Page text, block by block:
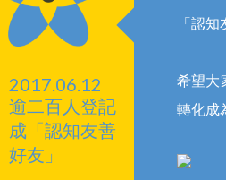
2017.06.12
逾二百人登記
成「認知友善
好友」
「認
希望大
轉化成